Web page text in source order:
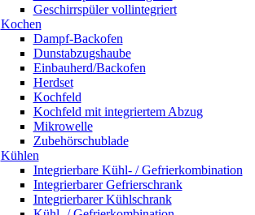
Geschirrspüler vollintegriert
Kochen
Dampf-Backofen
Dunstabzugshaube
Einbauherd/Backofen
Herdset
Kochfeld
Kochfeld mit integriertem Abzug
Mikrowelle
Zubehörschublade
Kühlen
Integrierbare Kühl- / Gefrierkombination
Integrierbarer Gefrierschrank
Integrierbarer Kühlschrank